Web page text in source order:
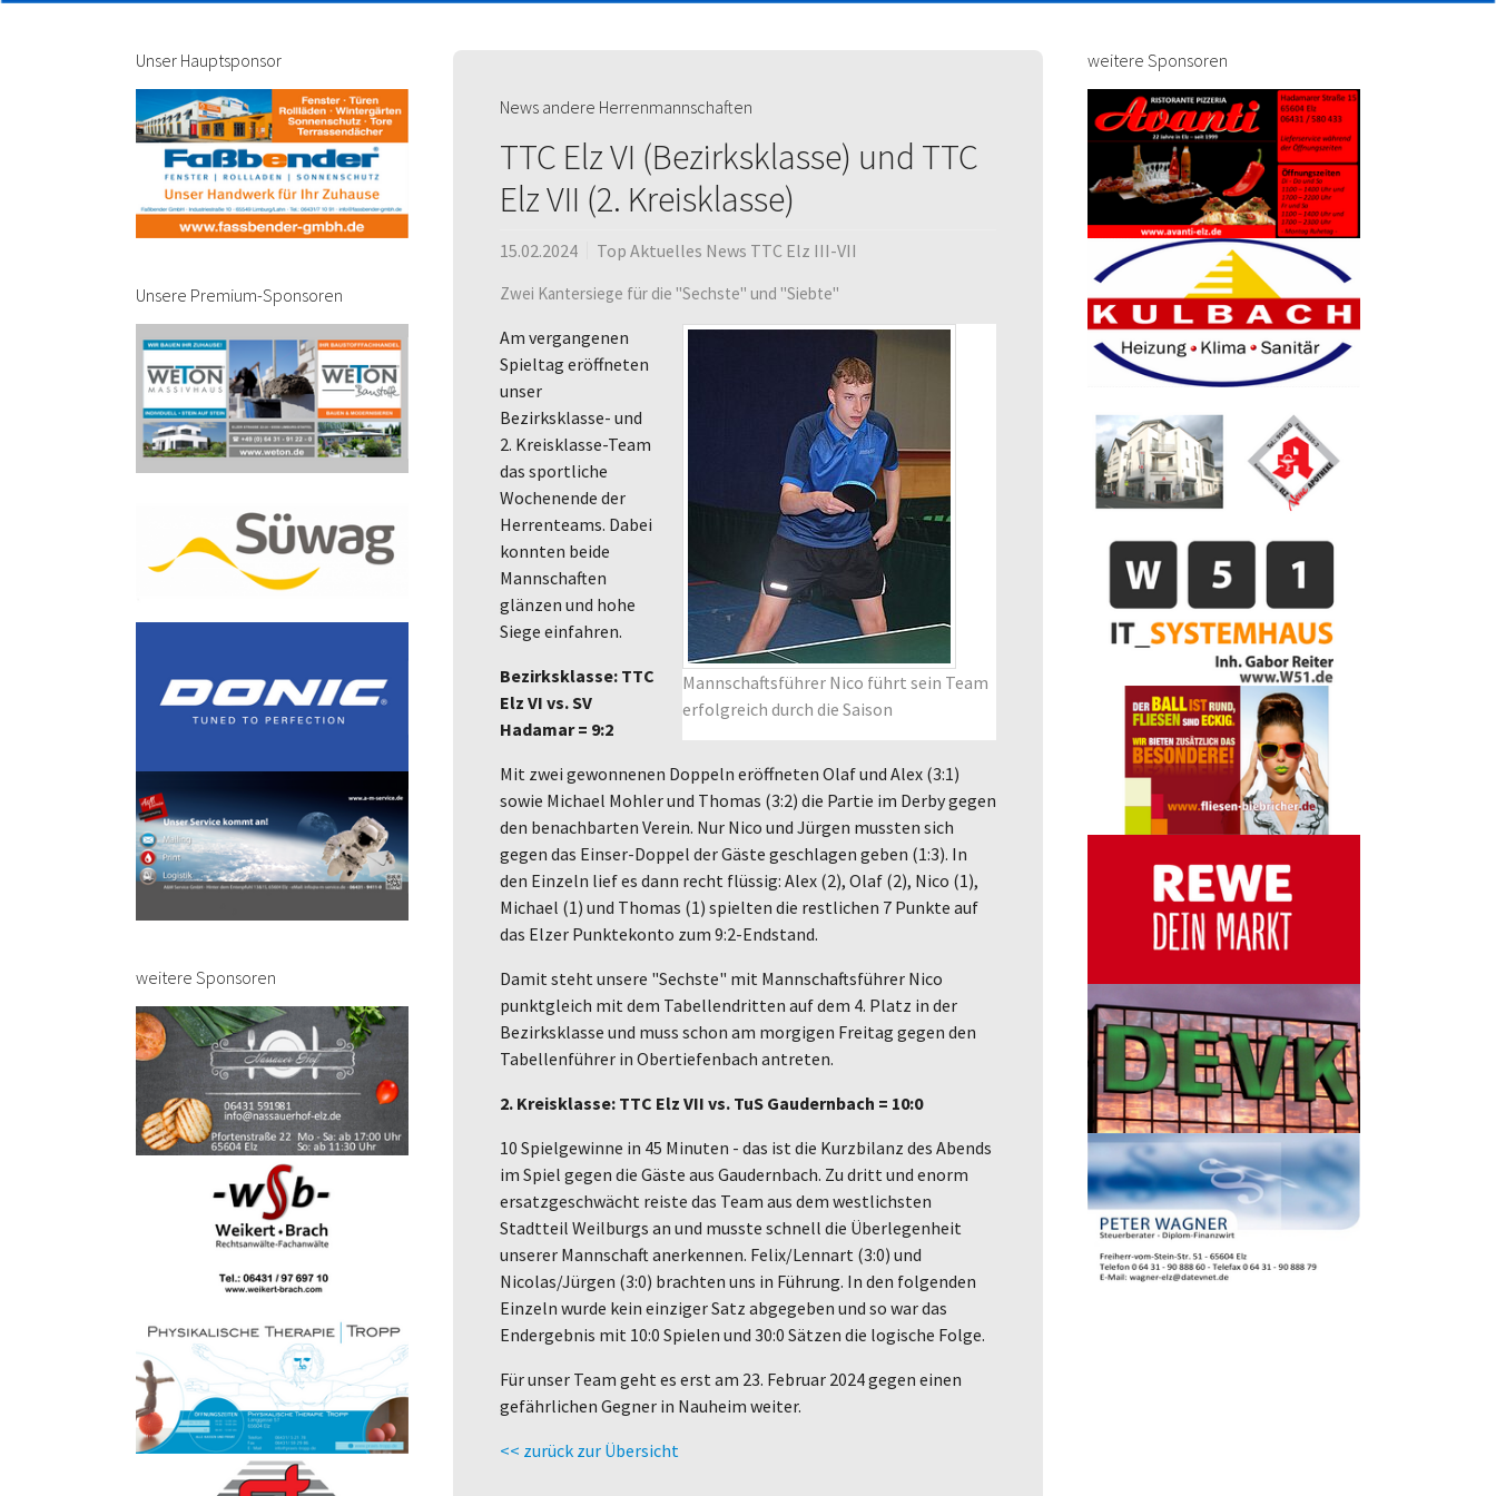
News andere Herrenmannschaften
TTC Elz VI (Bezirksklasse) und TTC
Elz VII (2. Kreisklasse)
15.02.2024 Top Aktuelles News TTC Elz III-VII
Zwei Kantersiege für die "Sechste" und "Siebte"
Mannschaftsführer Nico führt sein Team
erfolgreich durch die Saison
Am vergangenen
Spieltag eröffneten
unser
Bezirksklasse- und
2. Kreisklasse-Team
das sportliche
Wochenende der
Herrenteams. Dabei
konnten beide
Mannschaften
glänzen und hohe
Siege einfahren.
Bezirksklasse: TTC
Elz VI vs. SV
Hadamar = 9:2
Mit zwei gewonnenen Doppeln eröffneten Olaf und Alex (3:1)
sowie Michael Mohler und Thomas (3:2) die Partie im Derby gegen
den benachbarten Verein. Nur Nico und Jürgen mussten sich
gegen das Einser-Doppel der Gäste geschlagen geben (1:3). In
den Einzeln lief es dann recht flüssig: Alex (2), Olaf (2), Nico (1),
Michael (1) und Thomas (1) spielten die restlichen 7 Punkte auf
das Elzer Punktekonto zum 9:2-Endstand.
Damit steht unsere "Sechste" mit Mannschaftsführer Nico
punktgleich mit dem Tabellendritten auf dem 4. Platz in der
Bezirksklasse und muss schon am morgigen Freitag gegen den
Tabellenführer in Obertiefenbach antreten.
2. Kreisklasse: TTC Elz VII vs. TuS Gaudernbach = 10:0
10 Spielgewinne in 45 Minuten - das ist die Kurzbilanz des Abends
im Spiel gegen die Gäste aus Gaudernbach. Zu dritt und enorm
ersatzgeschwächt reiste das Team aus dem westlichsten
Stadtteil Weilburgs an und musste schnell die Überlegenheit
unserer Mannschaft anerkennen. Felix/Lennart (3:0) und
Nicolas/Jürgen (3:0) brachten uns in Führung. In den folgenden
Einzeln wurde kein einziger Satz abgegeben und so war das
Endergebnis mit 10:0 Spielen und 30:0 Sätzen die logische Folge.
Für unser Team geht es erst am 23. Februar 2024 gegen einen
gefährlichen Gegner in Nauheim weiter.
<< zurück zur Übersicht
Unser Hauptsponsor
Unsere Premium-Sponsoren
weitere Sponsoren
weitere Sponsoren